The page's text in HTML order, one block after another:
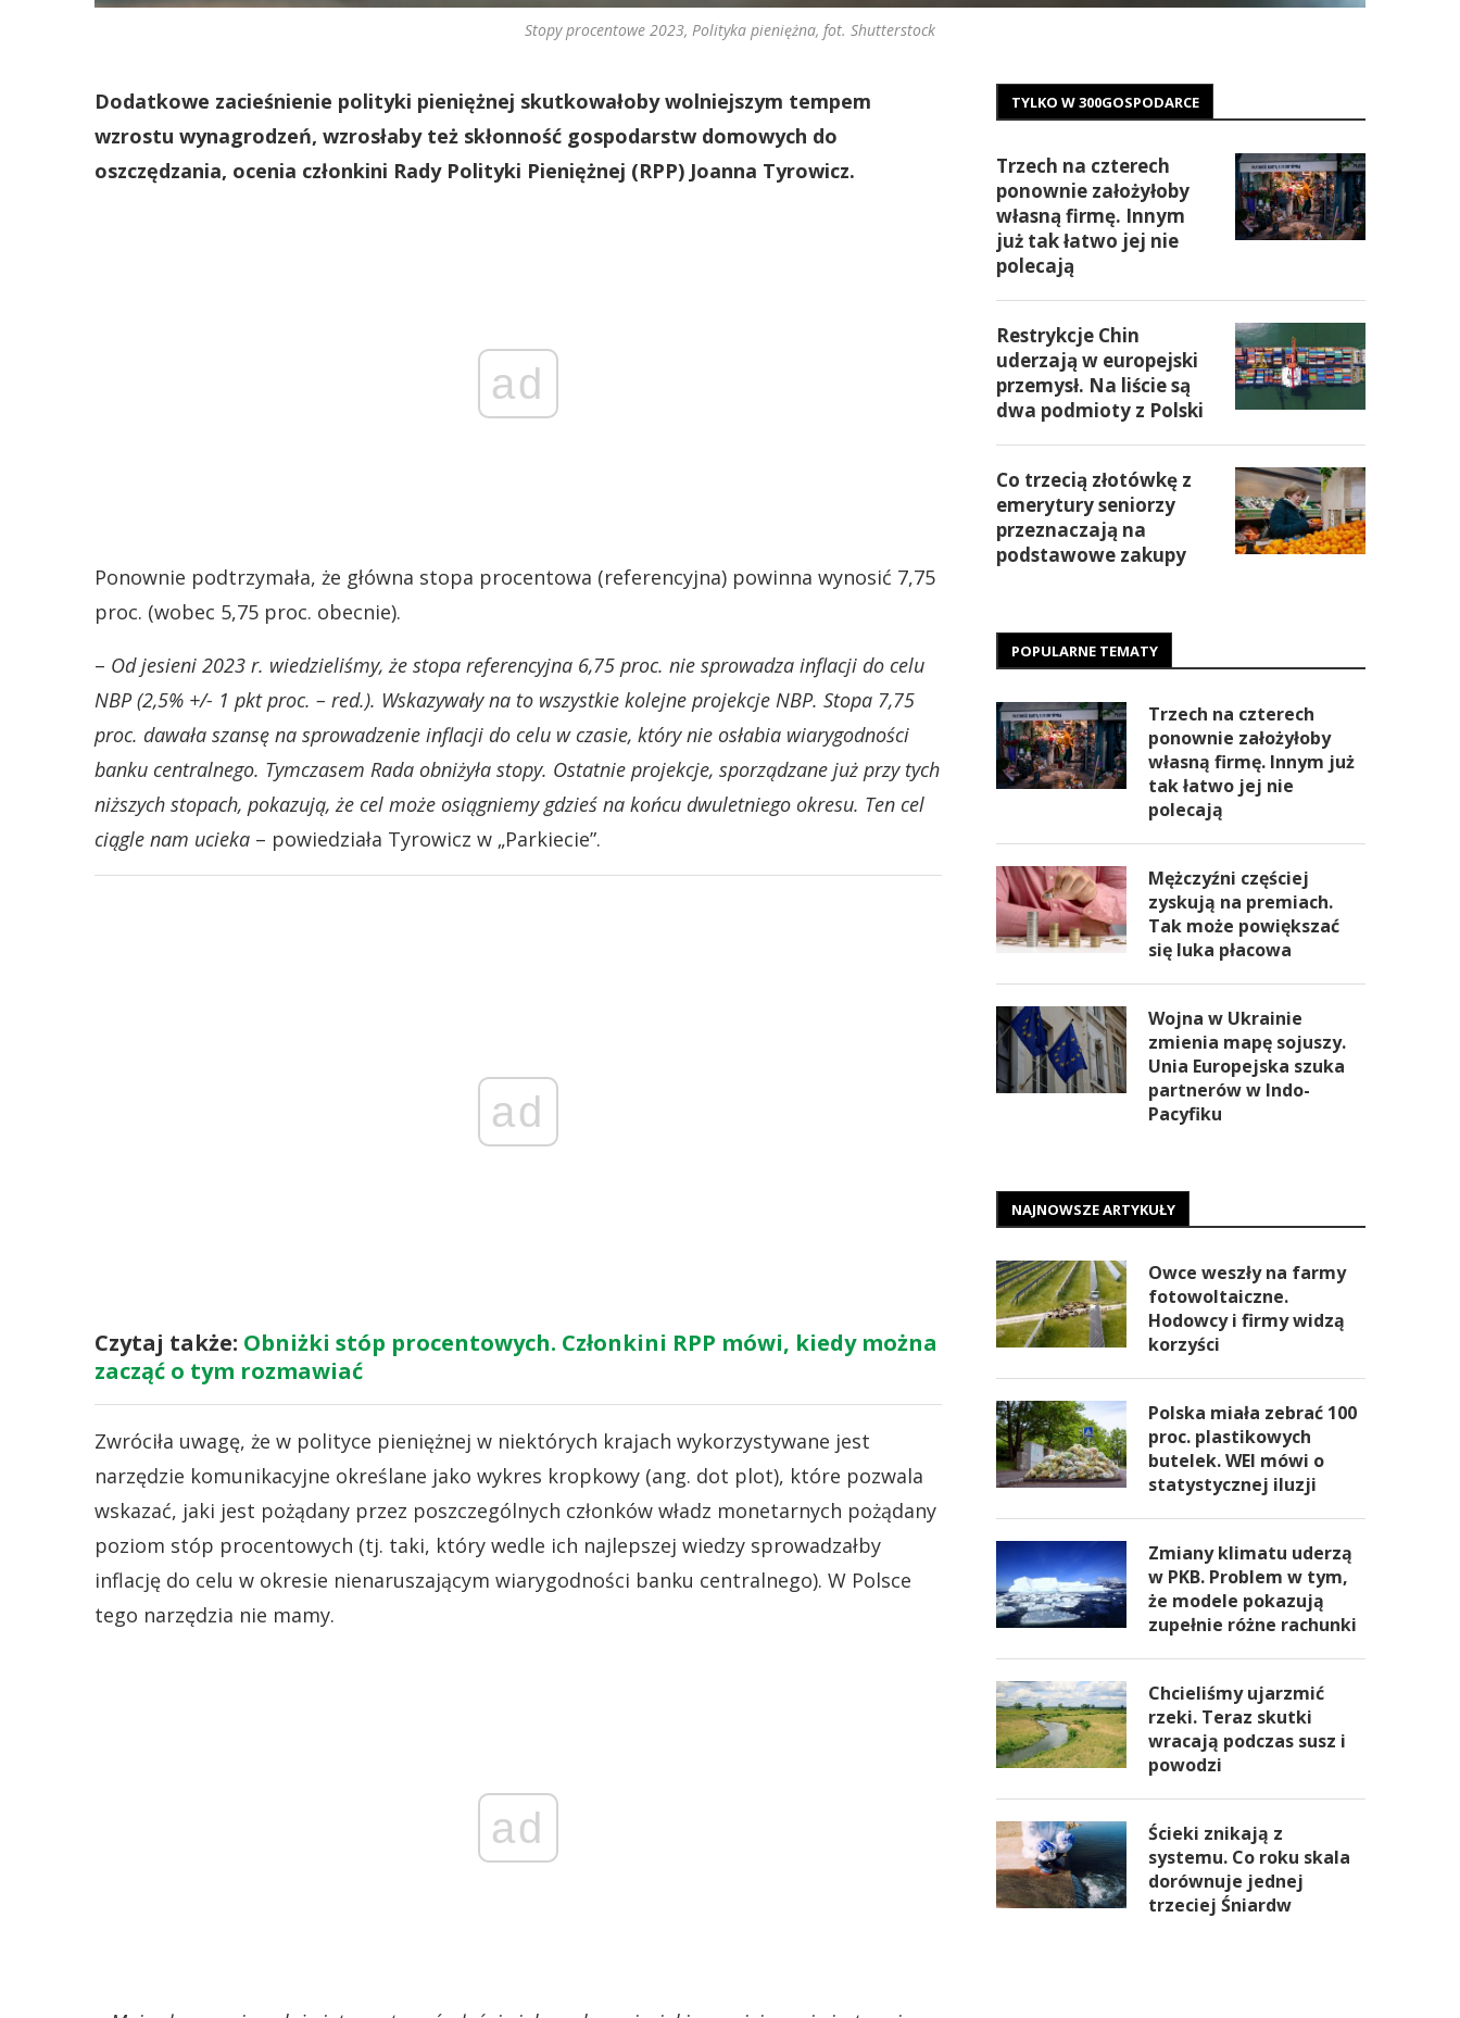
Stopy procentowe 2023, Polityka pieniężna, fot. Shutterstock
Dodatkowe zacieśnienie polityki pieniężnej skutkowałoby wolniejszym tempem
wzrostu wynagrodzeń, wzrosłaby też skłonność gospodarstw domowych do
oszczędzania, ocenia członkini Rady Polityki Pieniężnej (RPP) Joanna Tyrowicz.
ad
Ponownie podtrzymała, że główna stopa procentowa (referencyjna) powinna wynosić 7,75
proc. (wobec 5,75 proc. obecnie).
– Od jesieni 2023 r. wiedzieliśmy, że stopa referencyjna 6,75 proc. nie sprowadza inflacji do celu
NBP (2,5% +/- 1 pkt proc. – red.). Wskazywały na to wszystkie kolejne projekcje NBP. Stopa 7,75
proc. dawała szansę na sprowadzenie inflacji do celu w czasie, który nie osłabia wiarygodności
banku centralnego. Tymczasem Rada obniżyła stopy. Ostatnie projekcje, sporządzane już przy tych
niższych stopach, pokazują, że cel może osiągniemy gdzieś na końcu dwuletniego okresu. Ten cel
ciągle nam ucieka – powiedziała Tyrowicz w „Parkiecie”.
ad
Czytaj także: Obniżki stóp procentowych. Członkini RPP mówi, kiedy można
zacząć o tym rozmawiać
Zwróciła uwagę, że w polityce pieniężnej w niektórych krajach wykorzystywane jest
narzędzie komunikacyjne określane jako wykres kropkowy (ang. dot plot), które pozwala
wskazać, jaki jest pożądany przez poszczególnych członków władz monetarnych pożądany
poziom stóp procentowych (tj. taki, który wedle ich najlepszej wiedzy sprowadzałby
inflację do celu w okresie nienaruszającym wiarygodności banku centralnego). W Polsce
tego narzędzia nie mamy.
ad
TYLKO W 300GOSPODARCE
Trzech na czterech
ponownie założyłoby
własną firmę. Innym
już tak łatwo jej nie
polecają
Restrykcje Chin
uderzają w europejski
przemysł. Na liście są
dwa podmioty z Polski
Co trzecią złotówkę z
emerytury seniorzy
przeznaczają na
podstawowe zakupy
POPULARNE TEMATY
Trzech na czterech
ponownie założyłoby
własną firmę. Innym już
tak łatwo jej nie
polecają
Mężczyźni częściej
zyskują na premiach.
Tak może powiększać
się luka płacowa
Wojna w Ukrainie
zmienia mapę sojuszy.
Unia Europejska szuka
partnerów w Indo-
Pacyfiku
NAJNOWSZE ARTYKUŁY
Owce weszły na farmy
fotowoltaiczne.
Hodowcy i firmy widzą
korzyści
Polska miała zebrać 100
proc. plastikowych
butelek. WEI mówi o
statystycznej iluzji
Zmiany klimatu uderzą
w PKB. Problem w tym,
że modele pokazują
zupełnie różne rachunki
Chcieliśmy ujarzmić
rzeki. Teraz skutki
wracają podczas susz i
powodzi
Ścieki znikają z
systemu. Co roku skala
dorównuje jednej
trzeciej Śniardw